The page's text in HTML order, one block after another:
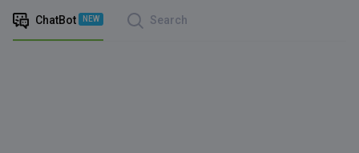
ChatBot NEW Search